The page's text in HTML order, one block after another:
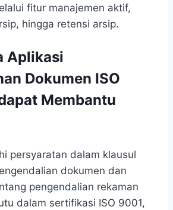
fitur manajemen aktif,
hingga retensi arsip.
Aplikasi
Dokumen ISO
Membantu
persyaratan dalam klausul
dokumen dan
pengendalian rekaman
dalam sertifikasi ISO 9001,